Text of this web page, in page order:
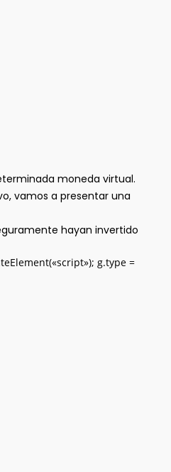
moneda virtual.
vamos a presentar una
hayan invertido
g.type =